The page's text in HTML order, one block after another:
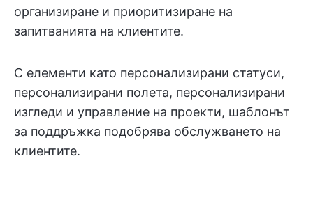
организиране и приоритизиране на
запитванията на клиентите.
С елементи като персонализирани статуси,
персонализирани полета, персонализирани
изгледи и управление на проекти, шаблонът
за поддръжка подобрява обслужването на
клиентите.